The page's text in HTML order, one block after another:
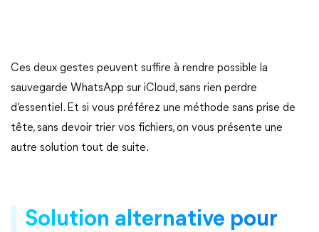
Ces deux gestes peuvent suffire à rendre possible la
sauvegarde WhatsApp sur iCloud, sans rien perdre
d’essentiel. Et si vous préférez une méthode sans prise de
tête, sans devoir trier vos fichiers, on vous présente une
autre solution tout de suite.
Solution alternative pour